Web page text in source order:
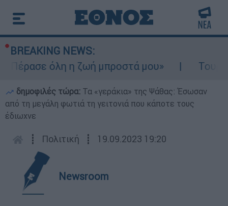
BREAKING NEWS:
όλη η ζωή μπροστά μου»
δημοφιλές τώρα: Τα «γεράκια» της Ψάθας: Έσωσαν
από τη μεγάλη φωτιά τη γειτονιά που κάποτε τους
έδιωχνε
┋ Πολιτική ┋ 19.09.2023 19:20
Newsroom